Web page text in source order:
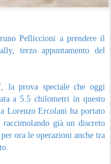
Pelliccioni a prendere il
terzo appuntamento del
la prova speciale che oggi
a 5.5 chilometri in questo
Lorenzo Ercolani ha portato
già un discreto
ora le operazioni anche tra